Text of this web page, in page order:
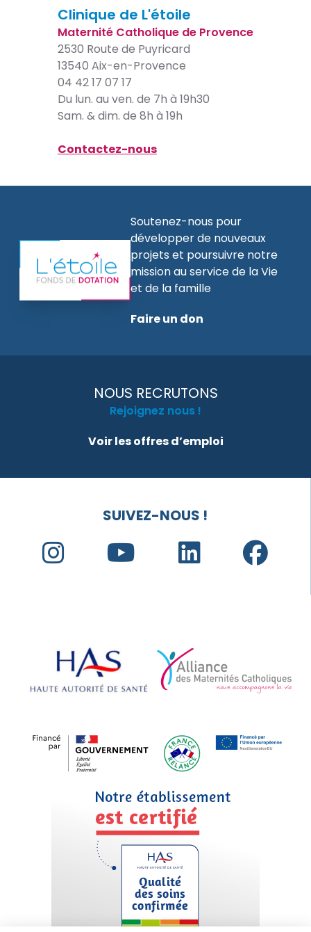
Clinique de L'étoile
Maternité Catholique de Provence
2530 Route de Puyricard
13540 Aix-en-Provence
04 42 17 07 17
Du lun. au ven. de 7h à 19h30
Sam. & dim. de 8h à 19h
Contactez-nous
Soutenez-nous pour
développer de nouveaux
projets et poursuivre notre
mission au service de la Vie
et de la famille
Faire un don
NOUS RECRUTONS
Rejoignez nous !
Voir les offres d’emploi
SUIVEZ-NOUS !